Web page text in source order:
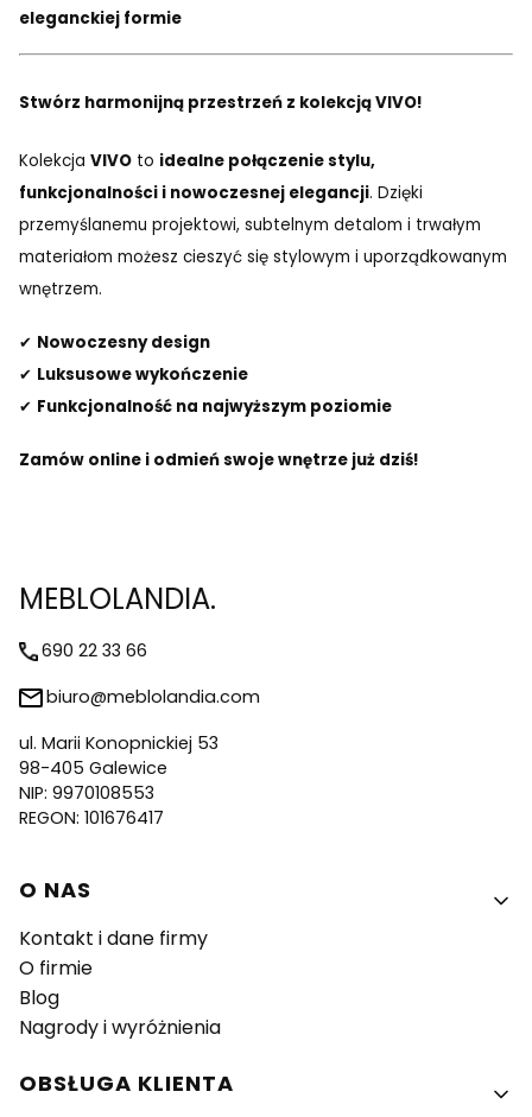
eleganckiej formie
Stwórz harmonijną przestrzeń z kolekcją VIVO!
Kolekcja VIVO to idealne połączenie stylu,
funkcjonalności i nowoczesnej elegancji. Dzięki
przemyślanemu projektowi, subtelnym detalom i trwałym
materiałom możesz cieszyć się stylowym i uporządkowanym
wnętrzem.
✔ Nowoczesny design
✔ Luksusowe wykończenie
✔ Funkcjonalność na najwyższym poziomie
Zamów online i odmień swoje wnętrze już dziś!
MEBLOLANDIA.
690 22 33 66
biuro@meblolandia.com
ul. Marii Konopnickiej 53
98-405 Galewice
NIP: 9970108553
REGON: 101676417
Linki w stopce
O NAS
Kontakt i dane firmy
O firmie
Blog
Nagrody i wyróżnienia
OBSŁUGA KLIENTA